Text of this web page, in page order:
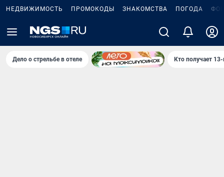
НЕДВИЖИМОСТЬ ПРОМОКОДЫ ЗНАКОМСТВА ПОГОДА
Дело о стрельбе в отеле Кто получает